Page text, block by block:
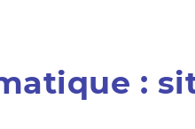
: